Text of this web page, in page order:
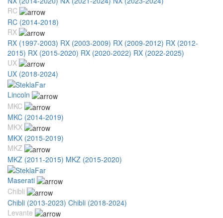
RC
RC (2014-2018)
RX
RX (1997-2003) RX (2003-2009) RX (2009-2012) RX (2012-
2015) RX (2015-2020) RX (2020-2022) RX (2022-2025)
UX
UX (2018-2024)
Lincoln
MKC
MKC (2014-2019)
MKX
MKX (2015-2019)
MKZ
MKZ (2011-2015) MKZ (2015-2020)
Maserati
Chibli
Chibli (2013-2023) Chibli (2018-2024)
Levante